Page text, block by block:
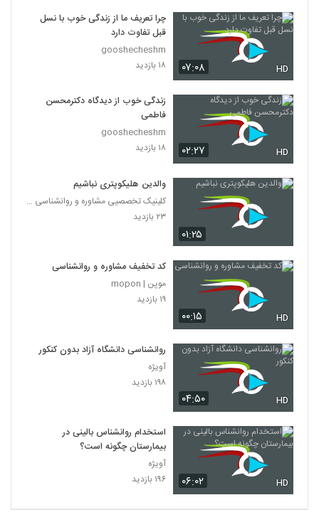
۰۷:۰۸ HD
چرا تعریف ما از زندگی خوب با نسل
قبل تفاوت دارد
gooshecheshm
۱۸ بازدید
۰۲:۲۷ HD
زندگی خوب از دیدگاه دکترمحسن
فاطمی
gooshecheshm
۱۸ بازدید
۰۱:۲۵
والدین هلیکوپتری نباشیم
کلینیک تخصصیی مشاوره و روانشناسی خانواده ایرانی
۲۳ بازدید
۰۰:۱۵ HD
کد تخفیف مشاوره و روانشناسی
موپن | mopon
۱۹ بازدید
۰۴:۵۰ HD
روانشناسی دانشگاه آزاد بدون کنکور
آویژه
۱۹۸ بازدید
۰۶:۰۲ HD
استخدام روانشناس بالینی در
بیمارستان چگونه است؟
آویژه
۱۹۶ بازدید